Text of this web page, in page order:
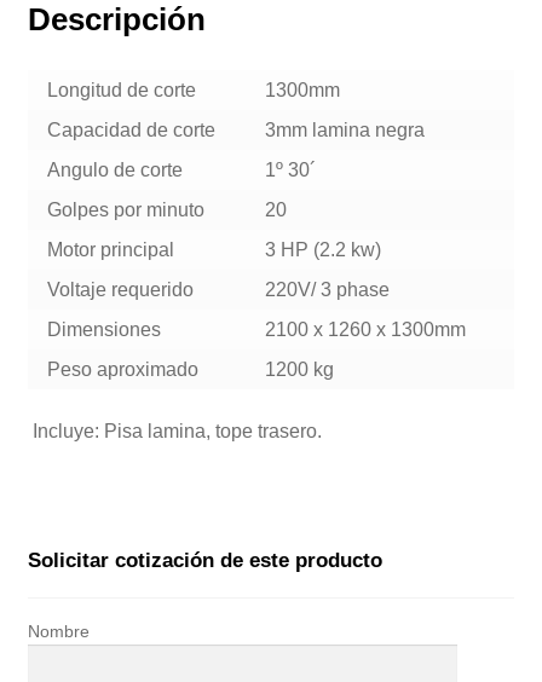
Descripción
Longitud de corte
1300mm
Capacidad de corte
3mm lamina negra
Angulo de corte
1º 30´
Golpes por minuto
20
Motor principal
3 HP (2.2 kw)
Voltaje requerido
220V/ 3 phase
Dimensiones
2100 x 1260 x 1300mm
Peso aproximado
1200 kg
Incluye: Pisa lamina, tope trasero.
Solicitar cotización de este producto
Nombre